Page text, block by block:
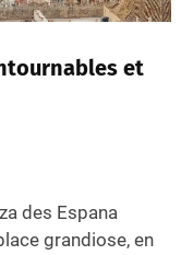
et
des Espana
grandiose, en